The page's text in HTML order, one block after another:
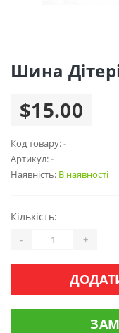
Шина
$15.00
Код товару:-
Артикул:-
Наявність: В наявності
Кількість:
- +